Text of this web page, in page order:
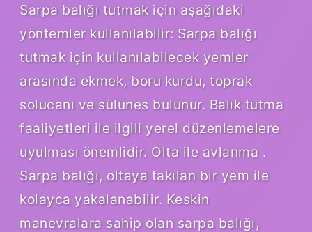
Sarpa balığı tutmak için aşağıdaki
yöntemler kullanılabilir: Sarpa balığı
tutmak için kullanılabilecek yemler
arasında ekmek, boru kurdu, toprak
solucanı ve sülünes bulunur. Balık tutma
faaliyetleri ile ilgili yerel düzenlemelere
uyulması önemlidir. Olta ile avlanma .
Sarpa balığı, oltaya takılan bir yem ile
kolayca yakalanabilir. Keskin
manevralara sahip olan sarpa balığı,